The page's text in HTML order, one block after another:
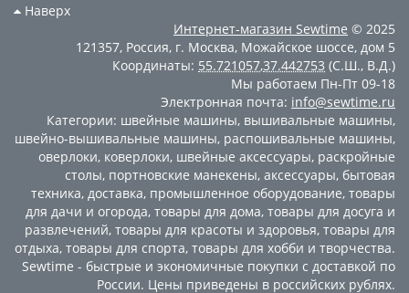
Наверх
Интернет-магазин Sewtime © 2025
121357, Россия, г. Москва, Можайское шоссе, дом 5
Координаты: 55.721057,37.442753 (С.Ш., В.Д.)
Мы работаем Пн-Пт 09-18
Электронная почта: info@sewtime.ru
Категории: швейные машины, вышивальные машины,
швейно-вышивальные машины, распошивальные машины,
оверлоки, коверлоки, швейные аксессуары, раскройные
столы, портновские манекены, аксессуары, бытовая
техника, доставка, промышленное оборудование, товары
для дачи и огорода, товары для дома, товары для досуга и
развлечений, товары для красоты и здоровья, товары для
отдыха, товары для спорта, товары для хобби и творчества.
Sewtime - быстрые и экономичные покупки с доставкой по
России. Цены приведены в российских рублях.